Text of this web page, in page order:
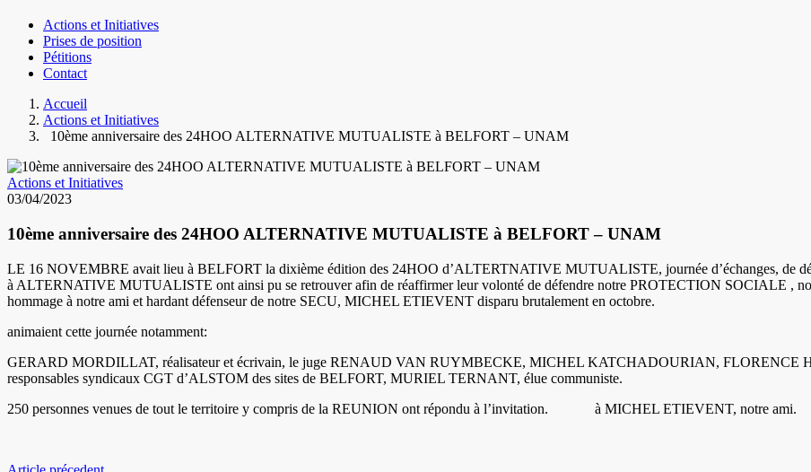
Actions et Initiatives
Prises de position
Pétitions
Contact
Accueil
Actions et Initiatives
10ème anniversaire des 24HOO ALTERNATIVE MUTUALISTE à BELFORT – UNAM
Actions et Initiatives
03/04/2023
10ème anniversaire des 24HOO ALTERNATIVE MUTUALISTE à BELFORT – UNAM
LE 16 NOVEMBRE avait lieu à BELFORT la dixième édition des 24HOO d’ALTERTNATIVE MUTUALISTE, journée d’échanges, de
à ALTERNATIVE MUTUALISTE ont ainsi pu se retrouver afin de réaffirmer leur volonté de défendre notre PROTECTION SOCIALE ,
hommage à notre ami et hardant défenseur de notre SECU, MICHEL ETIEVENT disparu brutalement en octobre.
animaient cette journée notamment:
GERARD MORDILLAT, réalisateur et écrivain, le juge RENAUD VAN RUYMBECKE, MICHEL KATCHADOURIAN, FLORENCE
responsables syndicaux CGT d’ALSTOM des sites de BELFORT, MURIEL TERNANT, élue communiste.
250 personnes venues de tout le territoire y compris de la REUNION ont répondu à l’invitation.
à MICHEL ETIEVENT, notre ami.